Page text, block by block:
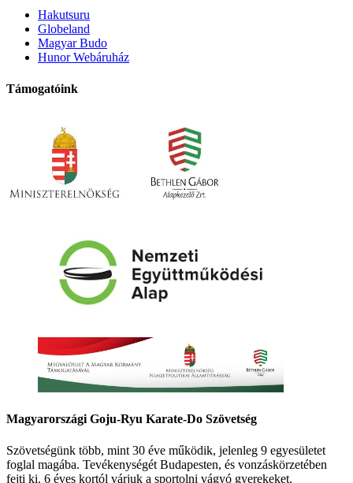
Hakutsuru
Globeland
Magyar Budo
Hunor Webáruház
Támogatóink
Magyarországi Goju-Ryu Karate-Do Szövetség
Szövetségünk több, mint 30 éve működik, jelenleg 9 egyesületet
foglal magába. Tevékenységét Budapesten, és vonzáskörzetében
fejti ki. 6 éves kortól várjuk a sportolni vágyó gyerekeket.